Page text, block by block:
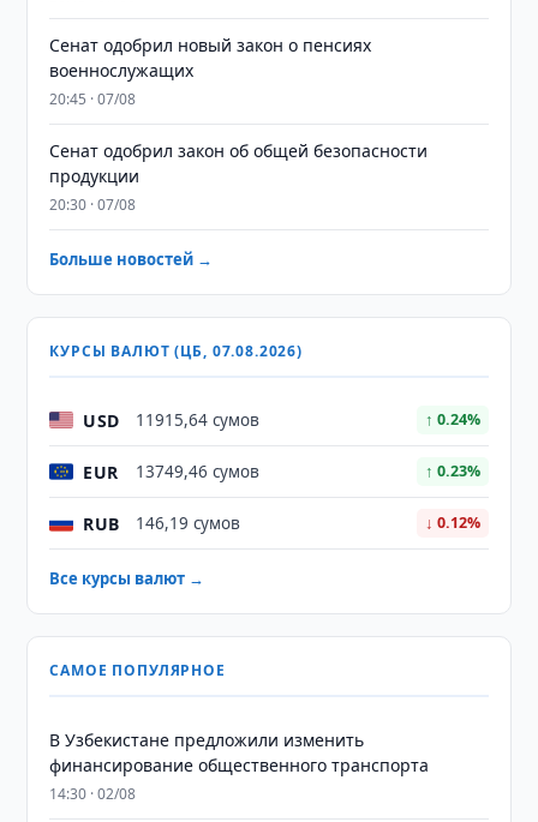
Сенат одобрил новый закон о пенсиях
военнослужащих
20:45 · 07/08
Сенат одобрил закон об общей безопасности
продукции
20:30 · 07/08
Больше новостей →
КУРСЫ ВАЛЮТ (ЦБ, 07.08.2026)
USD 11915,64 сумов ↑ 0.24%
EUR 13749,46 сумов ↑ 0.23%
RUB 146,19 сумов ↓ 0.12%
Все курсы валют →
САМОЕ ПОПУЛЯРНОЕ
В Узбекистане предложили изменить
финансирование общественного транспорта
14:30 · 02/08